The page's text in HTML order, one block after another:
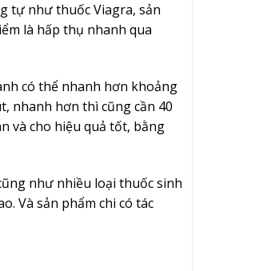
tự như thuốc Viagra, sản
là hấp thụ nhanh qua
có thể nhanh hơn khoảng
nhanh hơn thì cũng cần 40
và cho hiệu quả tốt, bằng
như nhiều loại thuốc sinh
Và sản phẩm chi có tác